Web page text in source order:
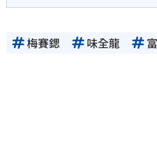
梅賽鍶 味全龍